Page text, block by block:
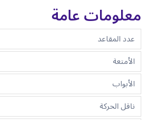
معلومات عامة
عدد المقاعد
الأمتعة
الأبواب
ناقل الحركة